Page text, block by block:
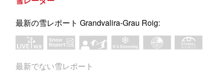
最新の雪レポート Grandvalira-Grau Roig:
最新でない雪レポート